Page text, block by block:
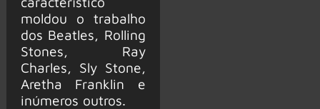
moldou o trabalho
dos Beatles, Rolling
Stones, Ray
Charles, Sly Stone,
Aretha Franklin e
inúmeros outros.